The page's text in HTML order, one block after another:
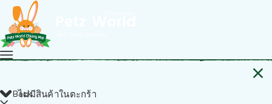
ไม่มีสินค้าในตะกร้า
Back